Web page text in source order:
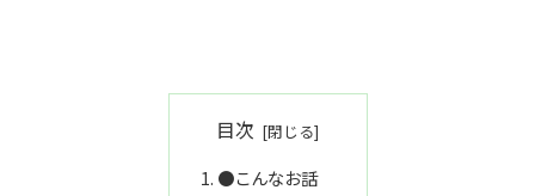
目次
●こんなお話